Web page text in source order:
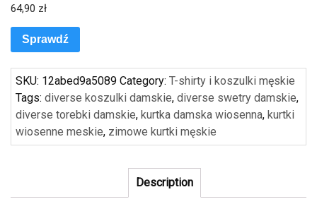
64,90 zł
Sprawdź
SKU: 12abed9a5089 Category: T-shirty i koszulki męskie
Tags: diverse koszulki damskie, diverse swetry damskie,
diverse torebki damskie, kurtka damska wiosenna, kurtki
wiosenne meskie, zimowe kurtki męskie
Description